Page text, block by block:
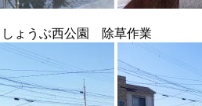
ょうぶ西公園 除草作業